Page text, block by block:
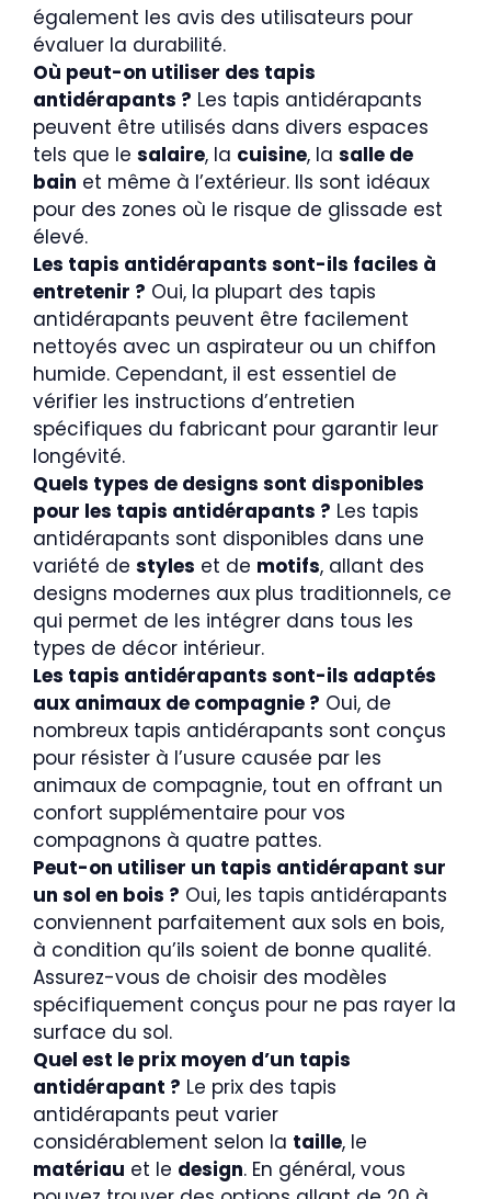
également les avis des utilisateurs pour
évaluer la durabilité.
Où peut-on utiliser des tapis
antidérapants ? Les tapis antidérapants
peuvent être utilisés dans divers espaces
tels que le salaire, la cuisine, la salle de
bain et même à l’extérieur. Ils sont idéaux
pour des zones où le risque de glissade est
élevé.
Les tapis antidérapants sont-ils faciles à
entretenir ? Oui, la plupart des tapis
antidérapants peuvent être facilement
nettoyés avec un aspirateur ou un chiffon
humide. Cependant, il est essentiel de
vérifier les instructions d’entretien
spécifiques du fabricant pour garantir leur
longévité.
Quels types de designs sont disponibles
pour les tapis antidérapants ? Les tapis
antidérapants sont disponibles dans une
variété de styles et de motifs, allant des
designs modernes aux plus traditionnels, ce
qui permet de les intégrer dans tous les
types de décor intérieur.
Les tapis antidérapants sont-ils adaptés
aux animaux de compagnie ? Oui, de
nombreux tapis antidérapants sont conçus
pour résister à l’usure causée par les
animaux de compagnie, tout en offrant un
confort supplémentaire pour vos
compagnons à quatre pattes.
Peut-on utiliser un tapis antidérapant sur
un sol en bois ? Oui, les tapis antidérapants
conviennent parfaitement aux sols en bois,
à condition qu’ils soient de bonne qualité.
Assurez-vous de choisir des modèles
spécifiquement conçus pour ne pas rayer la
surface du sol.
Quel est le prix moyen d’un tapis
antidérapant ? Le prix des tapis
antidérapants peut varier
considérablement selon la taille, le
matériau et le design. En général, vous